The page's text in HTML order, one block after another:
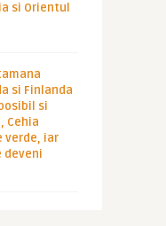
si Orientul
si Finlanda
si
Cehia
verde, iar
deveni